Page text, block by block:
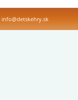
info@detskehry.sk